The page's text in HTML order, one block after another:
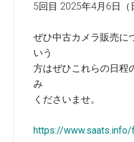
5回目 2025年4月6日（
ぜひ中古カメラ販売に
いう
方はぜひこれらの日程
み
くださいませ。
https://www.saats.info/